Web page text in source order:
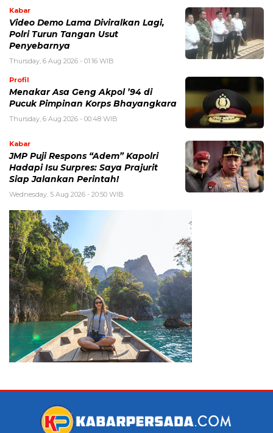
Kabar
Video Demo Lama Diviralkan Lagi,
Polri Turun Tangan Usut
Penyebarnya
Thursday, 6 Aug 2026 - 01:16 WIB
Profil
Menakar Asa Geng Akpol ’94 di
Pucuk Pimpinan Korps Bhayangkara
Thursday, 6 Aug 2026 - 00:48 WIB
Kabar
JMP Puji Respons “Adem” Kapolri
Hadapi Isu Surpres: Saya Prajurit
Siap Jalankan Perintah!
Wednesday, 5 Aug 2026 - 20:50 WIB